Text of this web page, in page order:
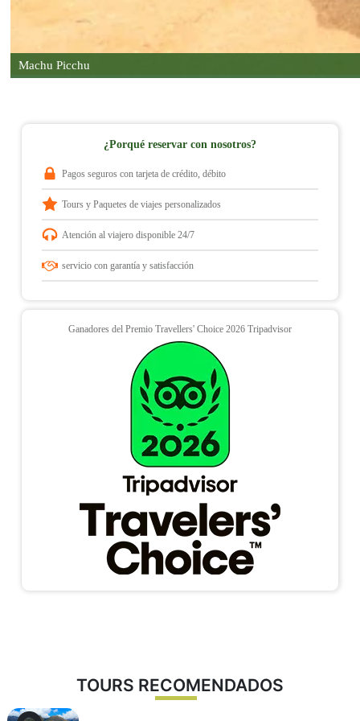
infotours@andinoperutours.com
Celular Área de ventas 2 - WhatsApp:+51 914
536 279
Celular Área de Operaciones - WhatsApp:+51 932
Solicita Disponibilidad
Llena el formulario de la web o escríbenos
WhatsAppindicando tu fecha de viaje
y número de personas.
Confirma con el 40%
Machu Picchu
¿Porqué reservar con nosotros?
Pagos seguros con tarjeta de crédito, débito
Tours y Paquetes de viajes personalizados
Atención al viajero disponible 24/7
servicio con garantía y satisfacción
Ganadores del Premio Travellers' Choice 2026 Tripadvisor
TOURS RECOMENDADOS